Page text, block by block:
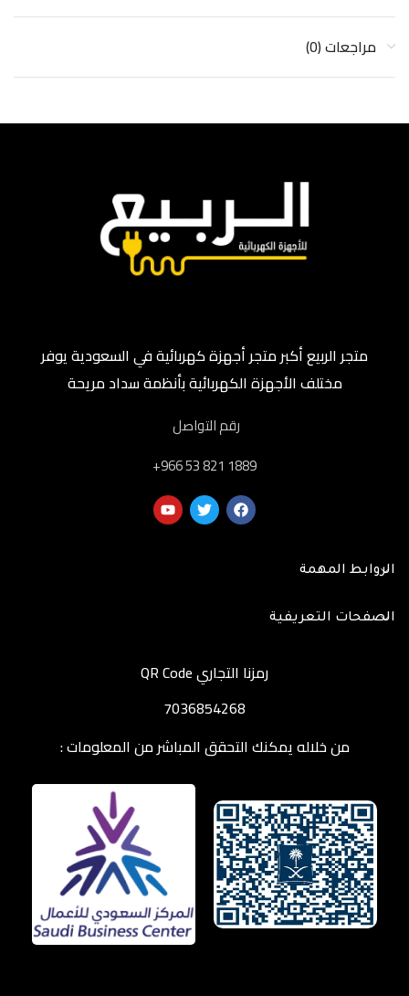
مراجعات (0)
متجر الربيع أكبر متجر أجهزة كهربائية في السعودية يوفر
مختلف الأجهزة الكهربائية بأنظمة سداد مريحة
رقم التواصل
‎+966 53 821 1889
الروابط المهمة
الصفحات التعريفية
رمزنا التجاري QR Code
7036854268
من خلاله يمكنك التحقق المباشر من المعلومات :